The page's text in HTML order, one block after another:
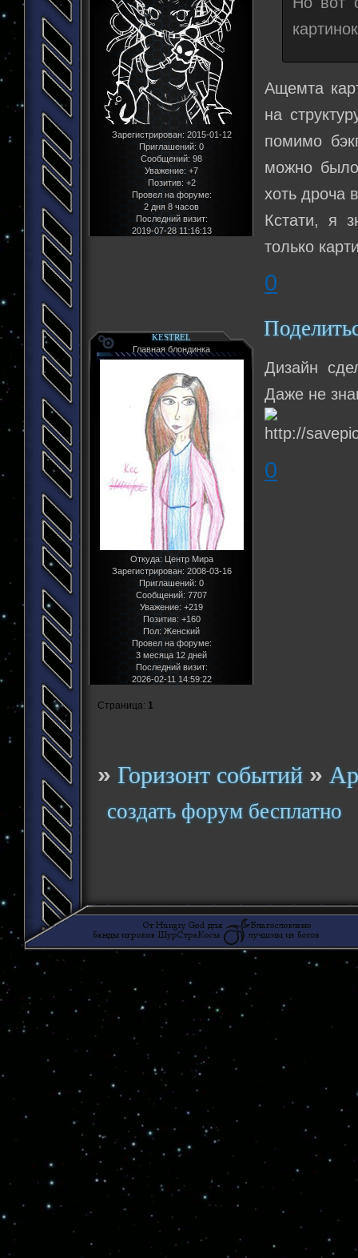
Зарегистрирован: 2015-01-12
Приглашений: 0
Сообщений: 98
Уважение: +7
Позитив: +2
Провел на форуме:
2 дня 8 часов
Последний визит:
2019-07-28 11:16:13
Ащемта
на
помимо
можно
хоть дроча
Кстати, я
только
0
KESTREL
Главная блондинка
Откуда: Центр Мира
Зарегистрирован: 2008-03-16
Приглашений: 0
Сообщений: 7707
Уважение: +219
Позитив: +160
Пол:Женский
Провел на форуме:
3 месяца 12 дней
Последний визит:
2026-02-11 14:59:22
Дизайн
Даже не
0
Страница: 1
»Горизонт событий »
создать форум бесплатно